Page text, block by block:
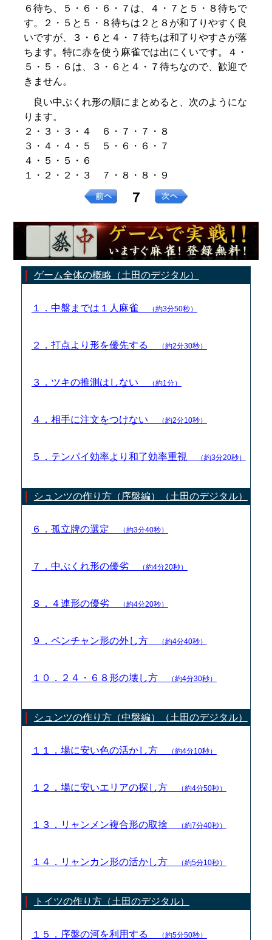
６待ち、５・６・６・７は、４・７と５・８待ちで
す。２・５と５・８待ちは２と８が和了りやすく良
いですが、３・６と４・７待ちは和了りやすさが落
ちます。特に赤を使う麻雀では出にくいです。４・
５・５・６は、３・６と４・７待ちなので、歓迎で
きません。
良い中ぶくれ形の順にまとめると、次のようにな
ります。
２・３・３・４ ６・７・７・８
３・４・４・５ ５・６・６・７
４・５・５・６
１・２・２・３ ７・８・８・９
７
ゲーム全体の概略（土田のデジタル）
１．中盤までは１人麻雀 （約3分50秒）
２．打点より形を優先する （約2分30秒）
３．ツキの推測はしない （約1分）
４．相手に注文をつけない （約2分10秒）
５．テンパイ効率より和了効率重視 （約3分20秒）
シュンツの作り方（序盤編）（土田のデジタル）
６．孤立牌の選定 （約3分40秒）
７．中ぶくれ形の優劣 （約4分20秒）
８．４連形の優劣 （約4分20秒）
９．ペンチャン形の外し方 （約4分40秒）
１０．２４・６８形の壊し方 （約4分30秒）
シュンツの作り方（中盤編）（土田のデジタル）
１１．場に安い色の活かし方 （約4分10秒）
１２．場に安いエリアの探し方 （約4分50秒）
１３．リャンメン複合形の取捨 （約7分40秒）
１４．リャンカン形の活かし方 （約5分10秒）
トイツの作り方（土田のデジタル）
１５．序盤の河を利用する （約5分50秒）